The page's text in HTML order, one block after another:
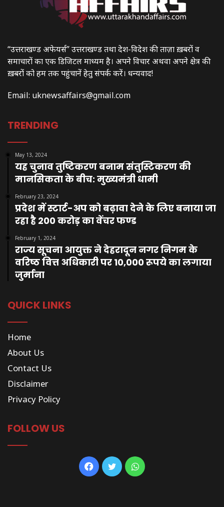
“उत्तराखण्ड अफेयर्स” उत्तराखण्ड तथा देश-विदेश की ताज़ा ख़बरों व
समाचारों का एक डिजिटल माध्यम है। अपने विचार अथवा अपने क्षेत्र की
ख़बरों को हम तक पहुंचानें हेतु संपर्क करें। धन्यवाद!
Email: uknewsaffairs@gmail.com
TRENDING
May 13, 2024
यह चुनाव तुष्टिकरण बनाम संतुस्टिकरण की
मानसिकता के बीच: मुख्यमंत्री धामी
February 23, 2024
प्रदेश में स्टार्ट-अप को बढ़ावा देने के लिए बनाया जा
रहा है 200 करोड़ का वेंचर फण्ड
February 1, 2024
राज्य सूचना आयुक्त ने देहरादून नगर निगम के
वरिष्ठ वित्त अधिकारी पर 10,000 रूपये का लगाया
जुर्माना
QUICK LINKS
Home
About Us
Contact Us
Disclaimer
Privacy Policy
FOLLOW US
Facebook
TwitterWhatsApp